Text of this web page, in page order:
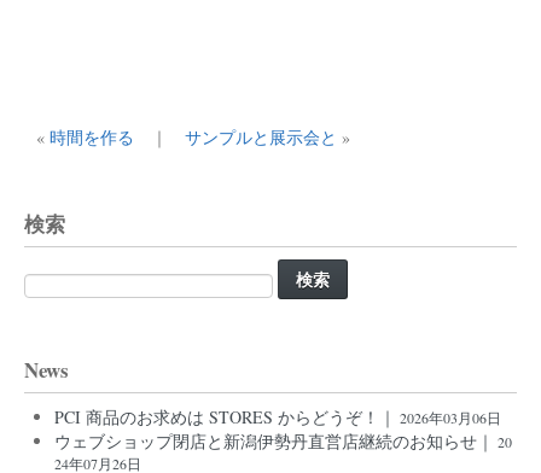
« 時間を作る ｜ サンプルと展示会と »
検索
検
索:
News
PCI 商品のお求めは STORES からどうぞ！｜ 2026年03月06日
ウェブショップ閉店と新潟伊勢丹直営店継続のお知らせ｜ 20
24年07月26日